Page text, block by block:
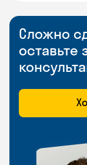
Сложно
оставьте